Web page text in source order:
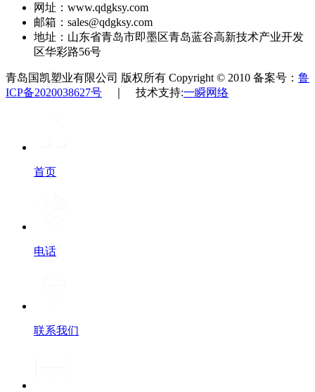
网址：www.qdgksy.com
邮箱：sales@qdgksy.com
地址：山东省青岛市即墨区青岛蓝谷高新技术产业开发
区华彩路56号
青岛国凯塑业有限公司 版权所有 Copyright © 2010 备案号： 鲁
ICP备2020038627号 ｜ 技术支持:一瞬网络
首页
电话
联系我们